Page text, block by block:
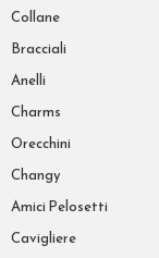
Collane
Bracciali
Anelli
Charms
Orecchini
Changy
Amici Pelosetti
Cavigliere